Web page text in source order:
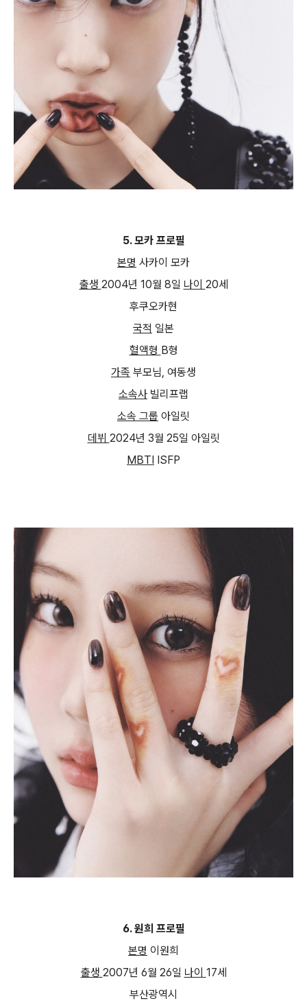
5.모카 프로필
본명 사카이 모카
출생 2004년 10월 8일 나이 20세
후쿠오카현
국적 일본
혈액형 B형
가족 부모님, 여동생
소속사 빌리프랩
소속 그룹 아일릿
데뷔 2024년 3월 25일 아일릿
MBTI ISFP
6.원희 프로필
본명 이원희
출생 2007년 6월 26일 나이 17세
부산광역시